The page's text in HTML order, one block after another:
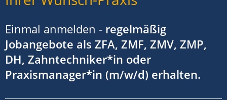
Einmal anmelden - regelmäßig
Jobangebote als ZFA, ZMF, ZMV, ZMP,
DH, Zahntechniker*in oder
Praxismanager*in (m/w/d) erhalten.